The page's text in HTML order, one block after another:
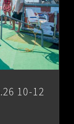
10-12